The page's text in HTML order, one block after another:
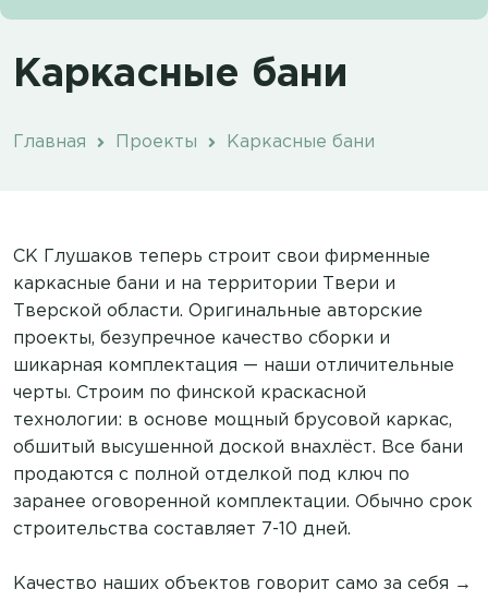
Каркасные бани
Главная Проекты Каркасные бани
СК Глушаков теперь строит свои фирменные
каркасные бани и на территории Твери и
Тверской области. Оригинальные авторские
проекты, безупречное качество сборки и
шикарная комплектация — наши отличительные
черты. Строим по финской краскасной
технологии: в основе мощный брусовой каркас,
обшитый высушенной доской внахлёст. Все бани
продаются с полной отделкой под ключ по
заранее оговоренной комплектации. Обычно срок
строительства составляет 7-10 дней.
Качество наших объектов говорит само за себя →